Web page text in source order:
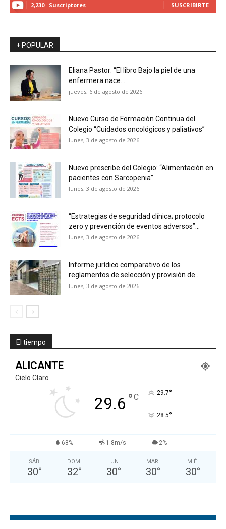
2,230 Suscriptores SUSCRIBIRTE
+ POPULAR
Eliana Pastor: “El libro Bajo la piel de una
enfermera nace...
jueves, 6 de agosto de 2026
Nuevo Curso de Formación Continua del
Colegio “Cuidados oncológicos y paliativos”
lunes, 3 de agosto de 2026
Nuevo prescribe del Colegio: “Alimentación en
pacientes con Sarcopenia”
lunes, 3 de agosto de 2026
“Estrategias de seguridad clínica; protocolo
zero y prevención de eventos adversos”...
lunes, 3 de agosto de 2026
Informe jurídico comparativo de los
reglamentos de selección y provisión de...
lunes, 3 de agosto de 2026
El tiempo
ALICANTE
Cielo Claro
29.6 °C 29.7°
28.5°
68% 1.8m/s 2%
SÁB
30°
DOM
32°
LUN
30°
MAR
30°
MIÉ
30°